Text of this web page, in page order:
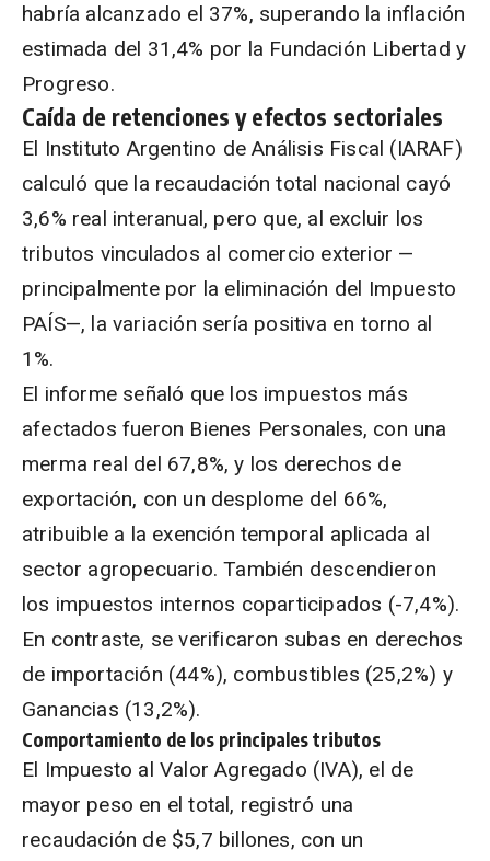
habría alcanzado el 37%, superando la inflación
estimada del 31,4% por la Fundación Libertad y
Progreso.
Caída de retenciones y efectos sectoriales
El Instituto Argentino de Análisis Fiscal (IARAF)
calculó que la recaudación total nacional cayó
3,6% real interanual, pero que, al excluir los
tributos vinculados al comercio exterior —
principalmente por la eliminación del Impuesto
PAÍS—, la variación sería positiva en torno al
1%.
El informe señaló que los impuestos más
afectados fueron Bienes Personales, con una
merma real del 67,8%, y los derechos de
exportación, con un desplome del 66%,
atribuible a la exención temporal aplicada al
sector agropecuario. También descendieron
los impuestos internos coparticipados (-7,4%).
En contraste, se verificaron subas en derechos
de importación (44%), combustibles (25,2%) y
Ganancias (13,2%).
Comportamiento de los principales tributos
El Impuesto al Valor Agregado (IVA), el de
mayor peso en el total, registró una
recaudación de $5,7 billones, con un